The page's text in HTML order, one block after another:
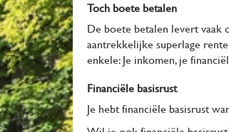
Toch boete betalen
De boete betalen levert vaak
aantrekkelijke superlage
enkele: Je inkomen, je
Financiële basisrust
Je hebt financiële basisrust